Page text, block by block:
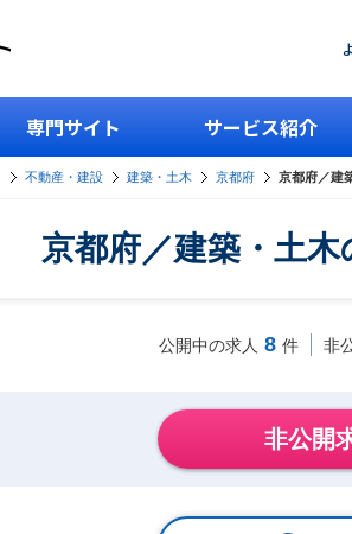
専門サイト サービス紹介
不動産・建設 建築・土木 京都府 京都府／建
京都府／建築・土
公開中の求人 8 件 非
非公開